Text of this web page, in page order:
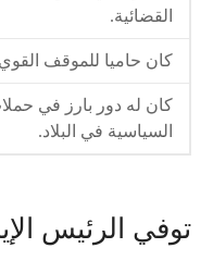
القضائية.
كان حاميا للموقف
كان له دور بارز في
السياسية في البلاد.
توفي الرئيس